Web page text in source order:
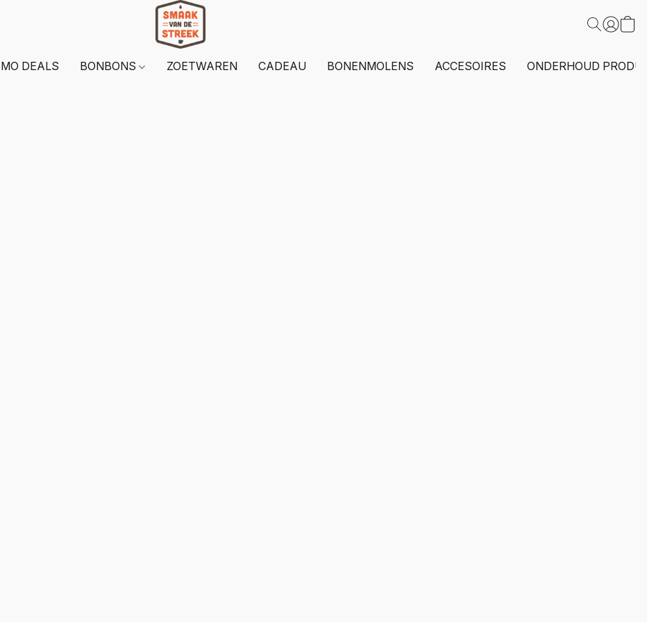
DEALS BONBONS ZOETWAREN CADEAU BONENMOLENS ACCESOIRES ONDERHOUD